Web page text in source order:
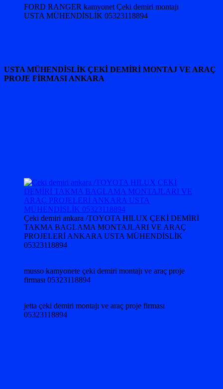
FORD RANGER kamyonet Çeki demiri montajı
USTA MÜHENDİSLİK 05323118894
USTA MÜHENDİSLİK ÇEKİ DEMİRİ MONTAJ VE ARAÇ
PROJE FİRMASI ANKARA
Çeki demiri ankara /TOYOTA HILUX ÇEKİ DEMİRİ
TAKMA BAGLAMA MONTAJLARI VE ARAÇ
PROJELERİ ANKARA USTA MÜHENDİSLİK
05323118894
musso kamyonete çeki demiri montajı ve araç proje
firması 05323118894
jetta çeki demiri montajı ve araç proje firması
05323118894